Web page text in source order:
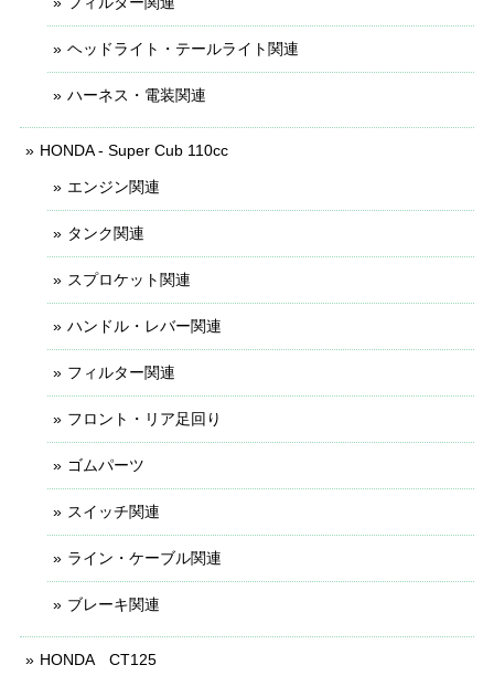
ヘッドライト・テールライト関連
ハーネス・電装関連
HONDA - Super Cub 110cc
エンジン関連
タンク関連
スプロケット関連
ハンドル・レバー関連
フィルター関連
フロント・リア足回り
ゴムパーツ
スイッチ関連
ライン・ケーブル関連
ブレーキ関連
HONDA CT125